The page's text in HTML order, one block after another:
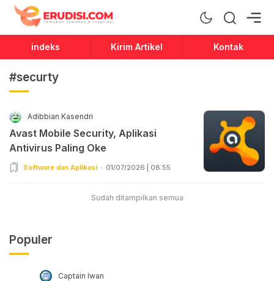
Erudisi
Temukan Jawaban dan Inspirasi
indeks Kirim Artikel Kontak
#securty
Adibbian Kasendri
Avast Mobile Security, Aplikasi
Antivirus Paling Oke
Software dan Aplikasi 01/07/2026 | 08:55
Sudah ditampilkan semua
Populer
Captain Iwan